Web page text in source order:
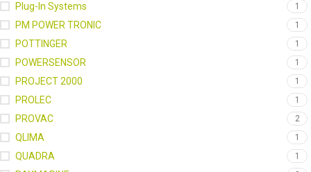
Plug-In Systems 1
PM POWER TRONIC 1
POTTINGER 1
POWERSENSOR 1
PROJECT 2000 1
PROLEC 1
PROVAC 2
QLIMA 1
QUADRA 1